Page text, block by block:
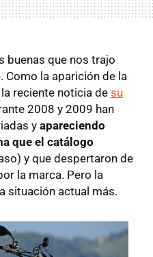
buenas que nos trajo
Como la aparición de la
la reciente noticia de su
2008 y 2009 han
y apareciendo
que el catálogo
y que despertaron de
la marca. Pero la
situación actual más.